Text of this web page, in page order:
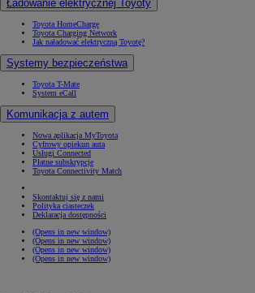
Ładowanie elektrycznej Toyoty
Toyota HomeCharge
Toyota Charging Network
Jak naładować elektryczną Toyotę?
Systemy bezpieczeństwa
Toyota T-Mate
System eCall
Komunikacja z autem
Nowa aplikacja MyToyota
Cyfrowy opiekun auta
Usługi Connected
Płatne subskrypcje
Toyota Connectivity Match
Skontaktuj się z nami
Polityka ciasteczek
Deklaracja dostępności
(Opens in new window)
(Opens in new window)
(Opens in new window)
(Opens in new window)